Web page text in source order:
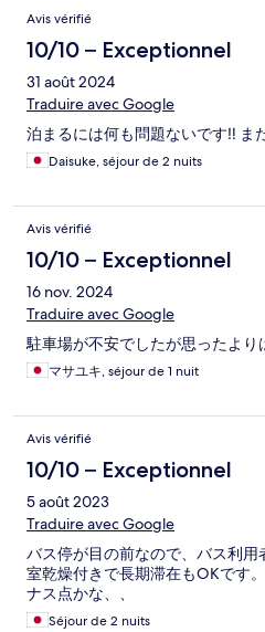
Avis vérifié
10/10 – Exceptionnel
31 août 2024
Traduire avec Google
泊まるには何も問題ないです‼️ ま
Daisuke, séjour de 2 nuits
Avis vérifié
10/10 – Exceptionnel
16 nov. 2024
Traduire avec Google
駐車場が不安でしたが思ったより
マサユキ, séjour de 1 nuit
Avis vérifié
10/10 – Exceptionnel
5 août 2023
Traduire avec Google
バス停が目の前なので、バス利用
室乾燥付きで長期滞在もOKです
ナス点かな、、
Séjour de 2 nuits